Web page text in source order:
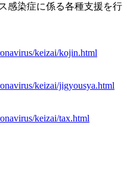
感染症に係る各種支援を行
keizai/kojin.html
keizai/jigyousya.html
keizai/tax.html